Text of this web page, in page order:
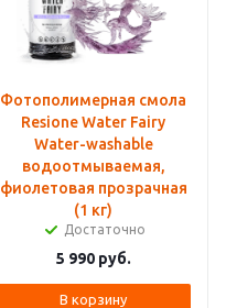
Фотополимерная смола
Resione Water Fairy
Water-washable
водоотмываемая,
фиолетовая прозрачная
(1 кг)
Достаточно
5 990руб.
В корзину